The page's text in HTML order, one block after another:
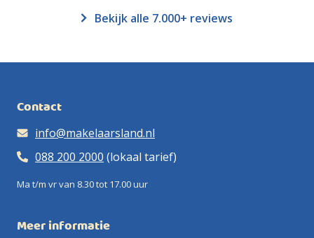
Bekijk alle 7.000+ reviews
Contact
info@makelaarsland.nl
088 200 2000 (lokaal tarief)
Ma t/m vr van 8.30 tot 17.00 uur
Meer informatie